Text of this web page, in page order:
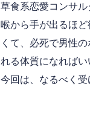
草食系恋愛コンサル
喉から手が出るほ
くて、必死で男性
れる体質になればい
今回は、なるべく